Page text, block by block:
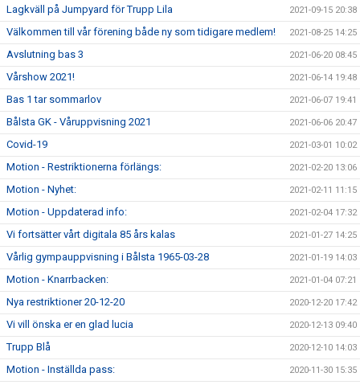
Lagkväll på Jumpyard för Trupp Lila 2021-09-15 20:38
Välkommen till vår förening både ny som tidigare medlem! 2021-08-25 14:25
Avslutning bas 3 2021-06-20 08:45
Vårshow 2021! 2021-06-14 19:48
Bas 1 tar sommarlov 2021-06-07 19:41
Bålsta GK - Våruppvisning 2021 2021-06-06 20:47
Covid-19 2021-03-01 10:02
Motion - Restriktionerna förlängs: 2021-02-20 13:06
Motion - Nyhet: 2021-02-11 11:15
Motion - Uppdaterad info: 2021-02-04 17:32
Vi fortsätter vårt digitala 85 års kalas 2021-01-27 14:25
Vårlig gympauppvisning i Bålsta 1965-03-28 2021-01-19 14:03
Motion - Knarrbacken: 2021-01-04 07:21
Nya restriktioner 20-12-20 2020-12-20 17:42
Vi vill önska er en glad lucia 2020-12-13 09:40
Trupp Blå 2020-12-10 14:03
Motion - Inställda pass: 2020-11-30 15:35